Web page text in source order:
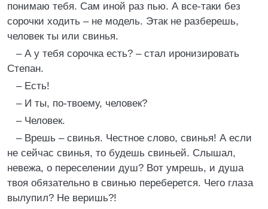
понимаю тебя. Сам иной раз пью. А все-таки без
сорочки ходить – не модель. Этак не разберешь,
человек ты или свинья.
– А у тебя сорочка есть? – стал иронизировать
Степан.
– Есть!
– И ты, по-твоему, человек?
– Человек.
– Врешь – свинья. Честное слово, свинья! А если
не сейчас свинья, то будешь свиньей. Слышал,
невежа, о переселении душ? Вот умрешь, и душа
твоя обязательно в свинью переберется. Чего глаза
вылупил? Не веришь?!